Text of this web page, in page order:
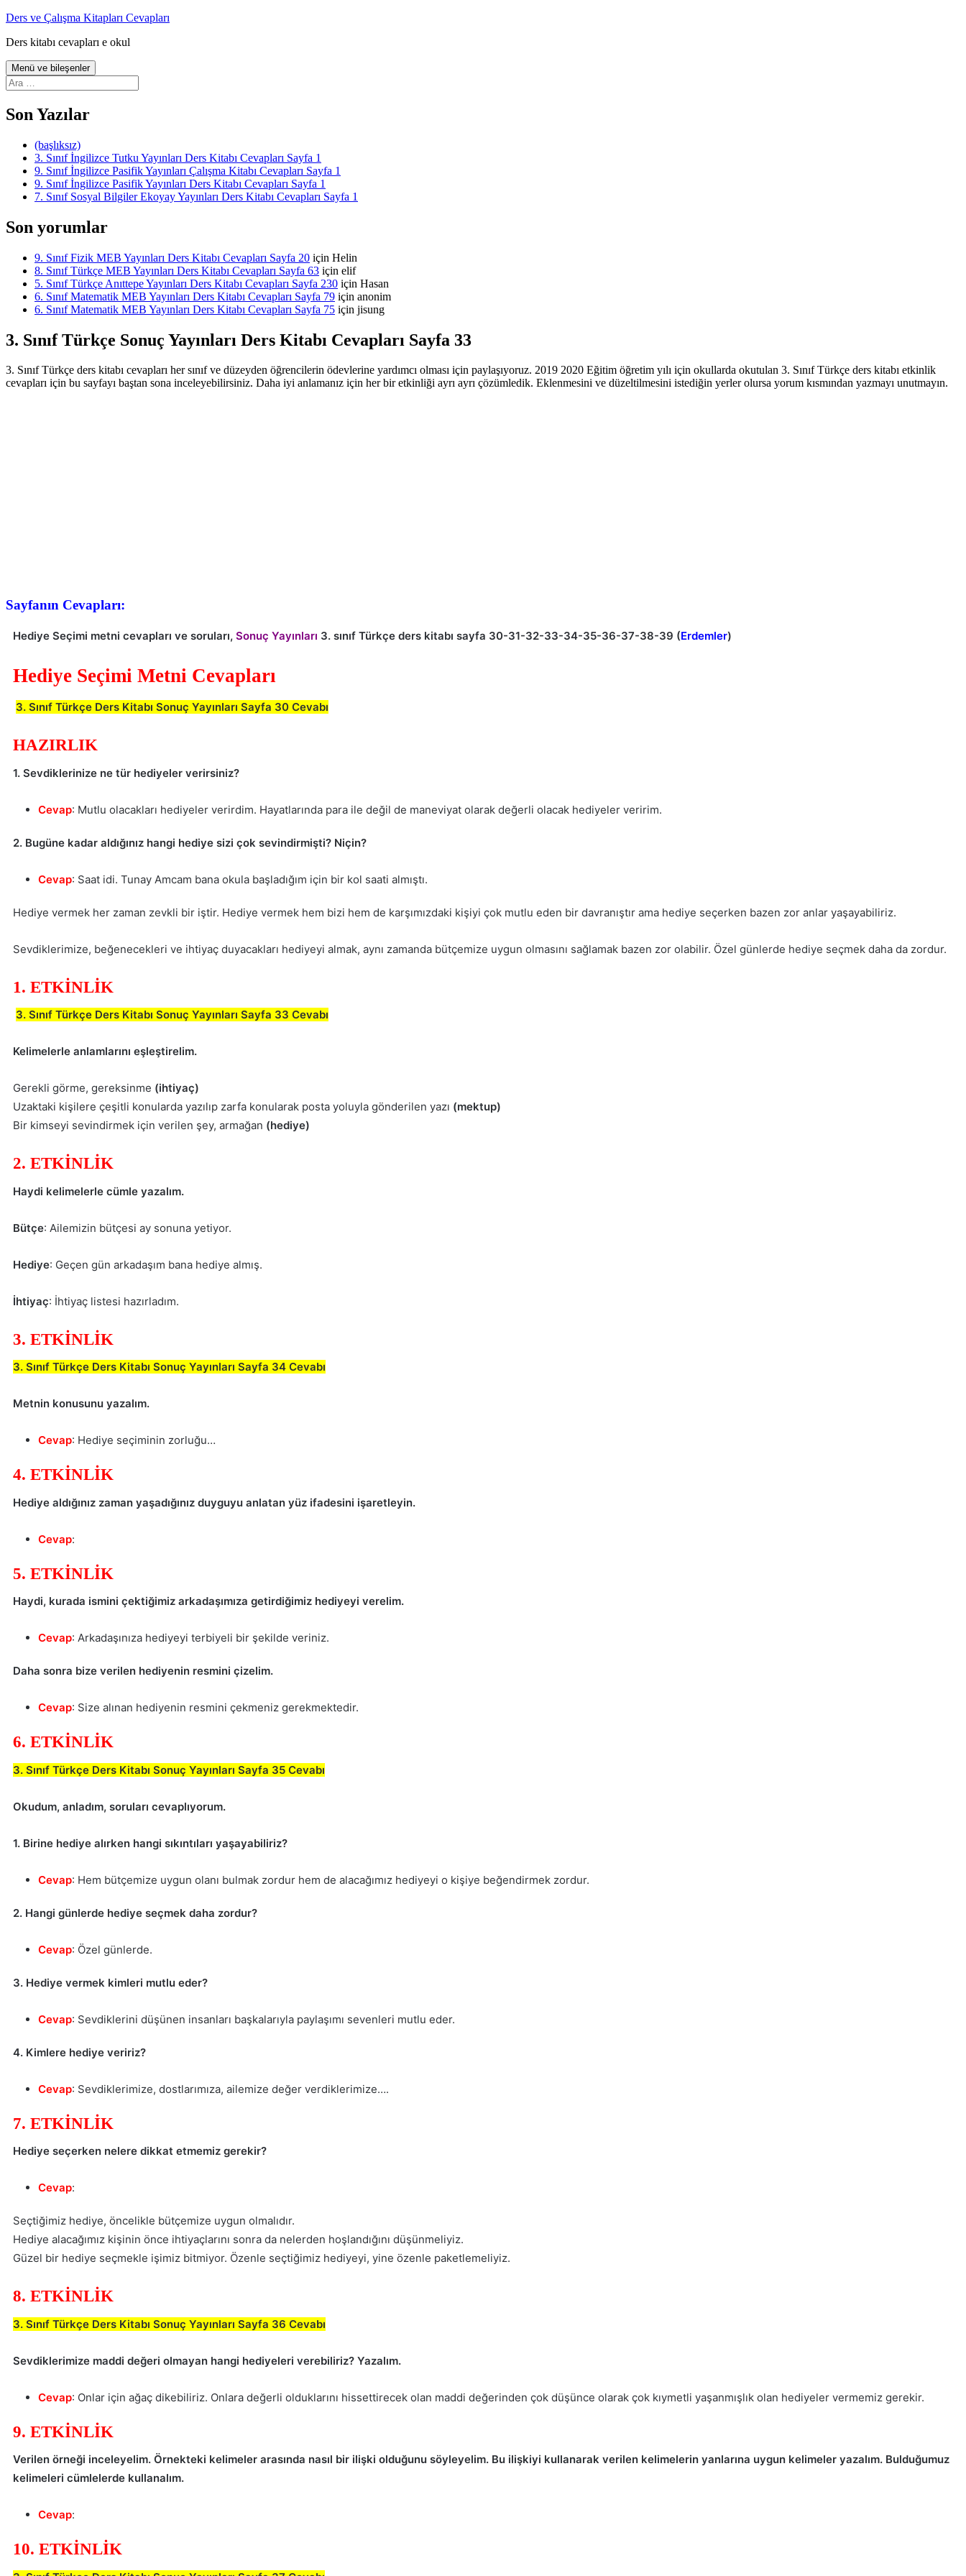
İçeriğe
Ders ve Çalışma Kitapları Cevapları
Ders kitabı cevapları e okul
Menü ve bileşenler
Arama:
Son Yazılar
(başlıksız)
3. Sınıf İngilizce Tutku Yayınları Ders Kitabı Cevapları Sayfa 1
9. Sınıf İngilizce Pasifik Yayınları Çalışma Kitabı Cevapları Sayfa 1
9. Sınıf İngilizce Pasifik Yayınları Ders Kitabı Cevapları Sayfa 1
7. Sınıf Sosyal Bilgiler Ekoyay Yayınları Ders Kitabı Cevapları Sayfa 1
Son yorumlar
9. Sınıf Fizik MEB Yayınları Ders Kitabı Cevapları Sayfa 20 için Helin
8. Sınıf Türkçe MEB Yayınları Ders Kitabı Cevapları Sayfa 63 için elif
5. Sınıf Türkçe Anıttepe Yayınları Ders Kitabı Cevapları Sayfa 230 için Hasan
6. Sınıf Matematik MEB Yayınları Ders Kitabı Cevapları Sayfa 79 için anonim
6. Sınıf Matematik MEB Yayınları Ders Kitabı Cevapları Sayfa 75 için jisung
3. Sınıf Türkçe Sonuç Yayınları Ders Kitabı Cevapları Sayfa 33
3. Sınıf Türkçe ders kitabı cevapları her sınıf ve düzeyden öğrencilerin ödevlerine yardımcı olması için paylaşıyoruz. 2019 2020 Eğitim öğretim yılı için okullarda okutulan 3. Sınıf Türkçe ders kitabı etkinlik
cevapları için bu sayfayı baştan sona inceleyebilirsiniz. Daha iyi anlamanız için her bir etkinliği ayrı ayrı çözümledik. Eklenmesini ve düzeltilmesini istediğin yerler olursa yorum kısmından yazmayı unutmayın.
Sayfanın Cevapları:
Hediye Seçimi metni cevapları ve soruları, Sonuç Yayınları 3. sınıf Türkçe ders kitabı sayfa 30-31-32-33-34-35-36-37-38-39 (Erdemler)
Hediye Seçimi Metni Cevapları
3. Sınıf Türkçe Ders Kitabı Sonuç Yayınları Sayfa 30 Cevabı
HAZIRLIK
1. Sevdiklerinize ne tür hediyeler verirsiniz?
Cevap: Mutlu olacakları hediyeler verirdim. Hayatlarında para ile değil de maneviyat olarak değerli olacak hediyeler veririm.
2. Bugüne kadar aldığınız hangi hediye sizi çok sevindirmişti? Niçin?
Cevap: Saat idi. Tunay Amcam bana okula başladığım için bir kol saati almıştı.
Hediye vermek her zaman zevkli bir iştir. Hediye vermek hem bizi hem de karşımızdaki kişiyi çok mutlu eden bir davranıştır ama hediye seçerken bazen zor anlar yaşayabiliriz.
Sevdiklerimize, beğenecekleri ve ihtiyaç duyacakları hediyeyi almak, aynı zamanda bütçemize uygun olmasını sağlamak bazen zor olabilir. Özel günlerde hediye seçmek daha da zordur.
1. ETKİNLİK
3. Sınıf Türkçe Ders Kitabı Sonuç Yayınları Sayfa 33 Cevabı
Kelimelerle anlamlarını eşleştirelim.
Gerekli görme, gereksinme (ihtiyaç)
Uzaktaki kişilere çeşitli konularda yazılıp zarfa konularak posta yoluyla gönderilen yazı (mektup)
Bir kimseyi sevindirmek için verilen şey, armağan (hediye)
2. ETKİNLİK
Haydi kelimelerle cümle yazalım.
Bütçe: Ailemizin bütçesi ay sonuna yetiyor.
Hediye: Geçen gün arkadaşım bana hediye almış.
İhtiyaç: İhtiyaç listesi hazırladım.
3. ETKİNLİK
3. Sınıf Türkçe Ders Kitabı Sonuç Yayınları Sayfa 34 Cevabı
Metnin konusunu yazalım.
Cevap: Hediye seçiminin zorluğu…
4. ETKİNLİK
Hediye aldığınız zaman yaşadığınız duyguyu anlatan yüz ifadesini işaretleyin.
Cevap:
5. ETKİNLİK
Haydi, kurada ismini çektiğimiz arkadaşımıza getirdiğimiz hediyeyi verelim.
Cevap: Arkadaşınıza hediyeyi terbiyeli bir şekilde veriniz.
Daha sonra bize verilen hediyenin resmini çizelim.
Cevap: Size alınan hediyenin resmini çekmeniz gerekmektedir.
6. ETKİNLİK
3. Sınıf Türkçe Ders Kitabı Sonuç Yayınları Sayfa 35 Cevabı
Okudum, anladım, soruları cevaplıyorum.
1. Birine hediye alırken hangi sıkıntıları yaşayabiliriz?
Cevap: Hem bütçemize uygun olanı bulmak zordur hem de alacağımız hediyeyi o kişiye beğendirmek zordur.
2. Hangi günlerde hediye seçmek daha zordur?
Cevap: Özel günlerde.
3. Hediye vermek kimleri mutlu eder?
Cevap: Sevdiklerini düşünen insanları başkalarıyla paylaşımı sevenleri mutlu eder.
4. Kimlere hediye veririz?
Cevap: Sevdiklerimize, dostlarımıza, ailemize değer verdiklerimize….
7. ETKİNLİK
Hediye seçerken nelere dikkat etmemiz gerekir?
Cevap:
Seçtiğimiz hediye, öncelikle bütçemize uygun olmalıdır.
Hediye alacağımız kişinin önce ihtiyaçlarını sonra da nelerden hoşlandığını düşünmeliyiz.
Güzel bir hediye seçmekle işimiz bitmiyor. Özenle seçtiğimiz hediyeyi, yine özenle paketlemeliyiz.
8. ETKİNLİK
3. Sınıf Türkçe Ders Kitabı Sonuç Yayınları Sayfa 36 Cevabı
Sevdiklerimize maddi değeri olmayan hangi hediyeleri verebiliriz? Yazalım.
Cevap: Onlar için ağaç dikebiliriz. Onlara değerli olduklarını hissettirecek olan maddi değerinden çok düşünce olarak çok kıymetli yaşanmışlık olan hediyeler vermemiz gerekir.
9. ETKİNLİK
Verilen örneği inceleyelim. Örnekteki kelimeler arasında nasıl bir ilişki olduğunu söyleyelim. Bu ilişkiyi kullanarak verilen kelimelerin yanlarına uygun kelimeler yazalım. Bulduğumuz
kelimeleri cümlelerde kullanalım.
Cevap:
10. ETKİNLİK